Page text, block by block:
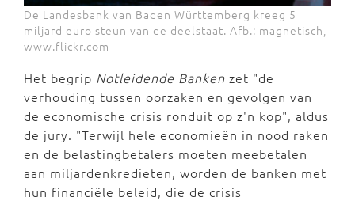
De Landesbank van Baden Württemberg kreeg 5
miljard euro steun van de deelstaat. Afb.: magnetisch,
www.flickr.com
Het begrip Notleidende Banken zet "de
verhouding tussen oorzaken en gevolgen van
de economische crisis ronduit op z'n kop", aldus
de jury. "Terwijl hele economieën in nood raken
en de belastingbetalers moeten meebetalen
aan miljardenkredieten, worden de banken met
hun financiële beleid, die de crisis